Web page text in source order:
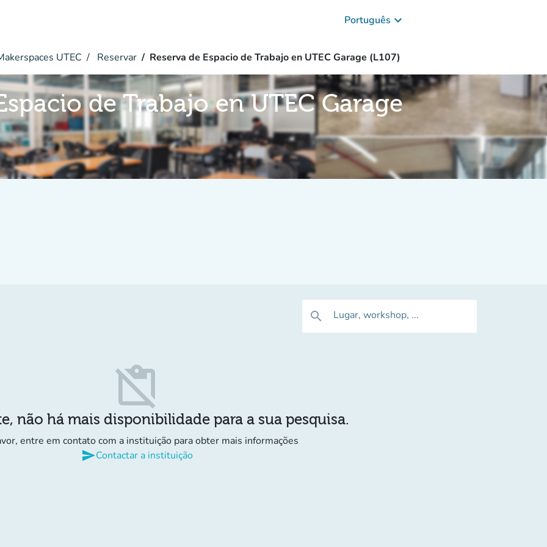
Português keyboard_arrow_down
UTEC Reservar Reserva de Espacio de Trabajo en UTEC Garage (L107)
de Trabajo en UTEC Garage
search Lugar, workshop, ...
content_paste_off
não há mais disponibilidade para a sua pesquisa.
entre em contato com a instituição para obter mais informações
sendContactar a instituição